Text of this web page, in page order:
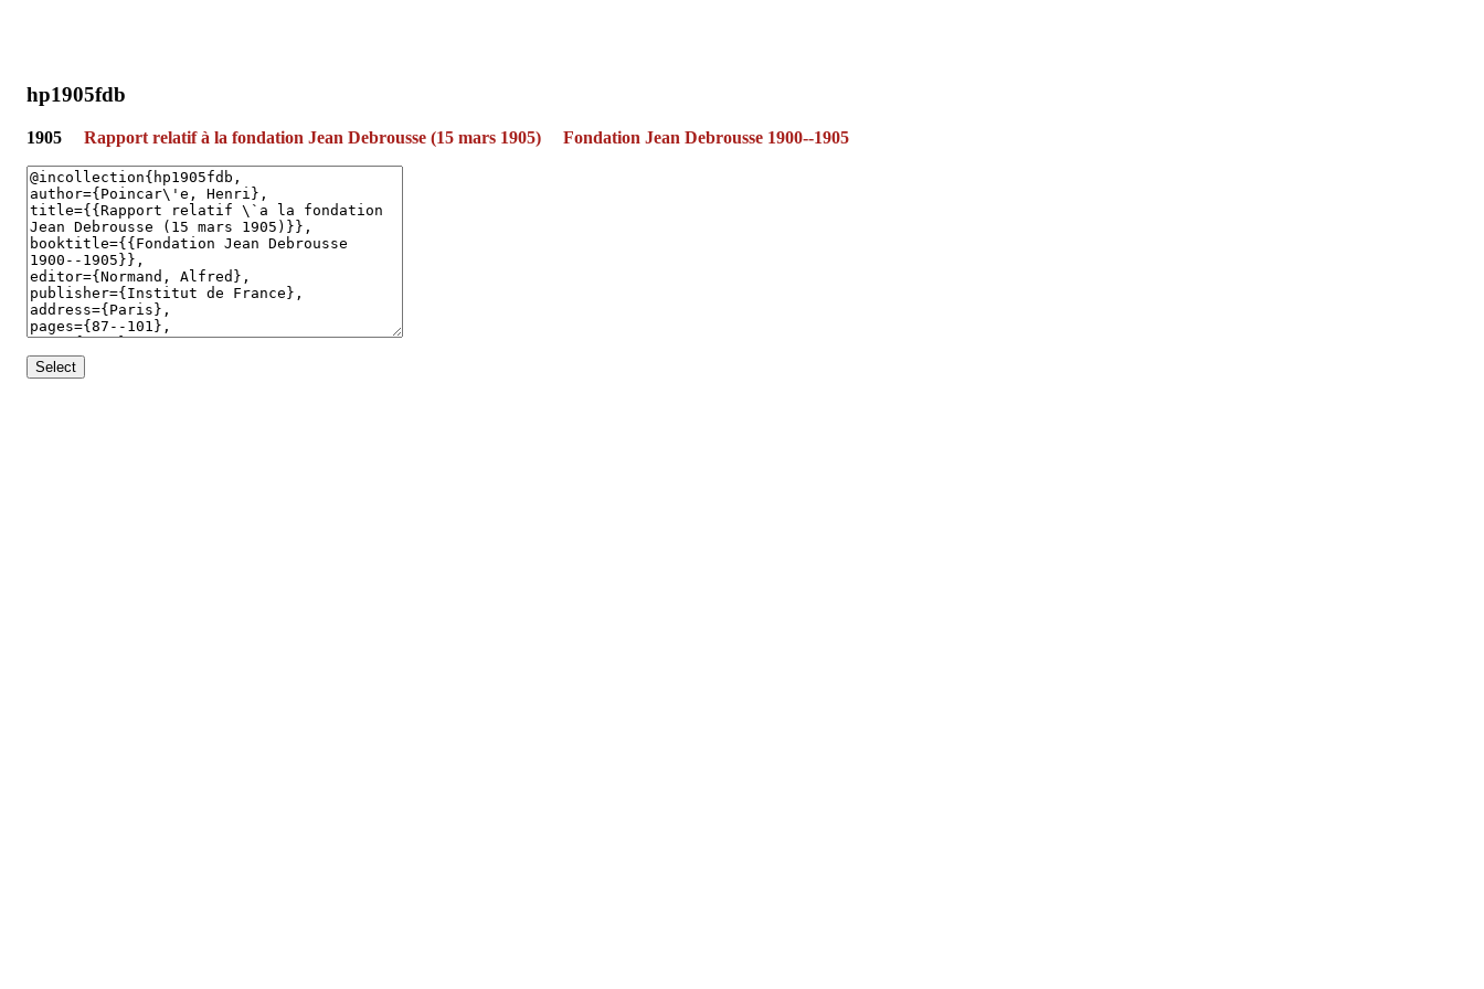
hp1905fdb
1905 Rapport relatif à la fondation Jean Debrousse (15 mars 1905) Fondation Jean Debrousse 1900--1905
Select